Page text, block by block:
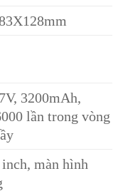
3200mAh,
lần trong vòng
màn hình